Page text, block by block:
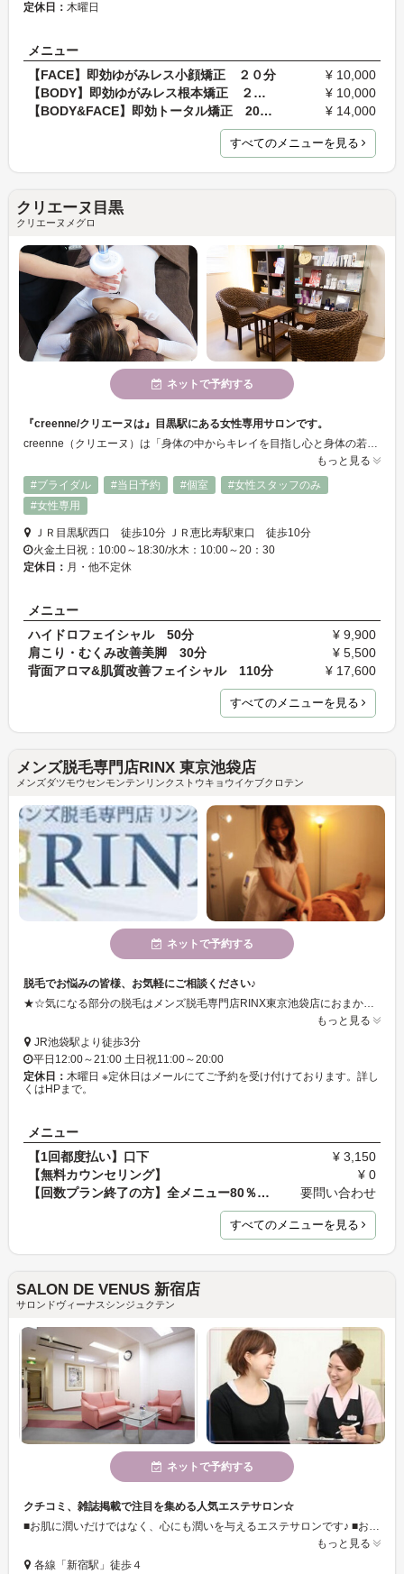
定休日： 木曜日
メニュー
【FACE】即効ゆがみレス小顔矯正 ２０分
¥ 10,000
【BODY】即効ゆがみレス根本矯正 ２０分
¥ 10,000
【BODY&FACE】即効トータル矯正 20分 14,000円
¥ 14,000
すべてのメニューを見る
クリエーヌ目黒
クリエーヌメグロ
ネットで予約する
『creenne/クリエーヌは』目黒駅にある女性専用サロンです。
creenne（クリエーヌ）は「身体の中からキレイを目指し心と身体の若返りをサポートするサロン」をコンセプトにしております。 豊富な施術メニューと親身なカウンセリングでお客様に喜んでいただけるサロン作りを心がけています。 日頃のお疲れをゆっくりと癒しにお越しください。
もっと見る
#ブライダル
#当日予約 #個室
#女性スタッフのみ
#女性専用
ＪＲ目黒駅西口 徒歩10分 ＪＲ恵比寿駅東口 徒歩10分
火金土日祝：10:00～18:30/水木：10:00～20：30
定休日： 月・他不定休
メニュー
ハイドロフェイシャル 50分
¥ 9,900
肩こり・むくみ改善美脚 30分
¥ 5,500
背面アロマ&肌質改善フェイシャル 110分
¥ 17,600
すべてのメニューを見る
メンズ脱毛専門店RINX 東京池袋店
メンズダツモウセンモンテンリンクストウキョウイケブクロテン
ネットで予約する
脱毛でお悩みの皆様、お気軽にご相談ください♪
★☆気になる部分の脱毛はメンズ脱毛専門店RINX東京池袋店におまかせ☆★しっかりとカウンセリングをし、お客様にもご好評いただいております♪
もっと見る
JR池袋駅より徒歩3分
平日12:00～21:00 土日祝11:00～20:00
定休日： 木曜日 ※定休日はメールにてご予約を受け付けております。詳し
くはHPまで。
メニュー
【1回都度払い】口下
¥ 3,150
【無料カウンセリング】
¥ 0
【回数プラン終了の方】全メニュー80％オフ！
要問い合わせ
すべてのメニューを見る
SALON DE VENUS 新宿店
サロンドヴィーナスシンジュクテン
ネットで予約する
クチコミ、雑誌掲載で注目を集める人気エステサロン☆
もっと見る
各線「新宿駅」徒歩４